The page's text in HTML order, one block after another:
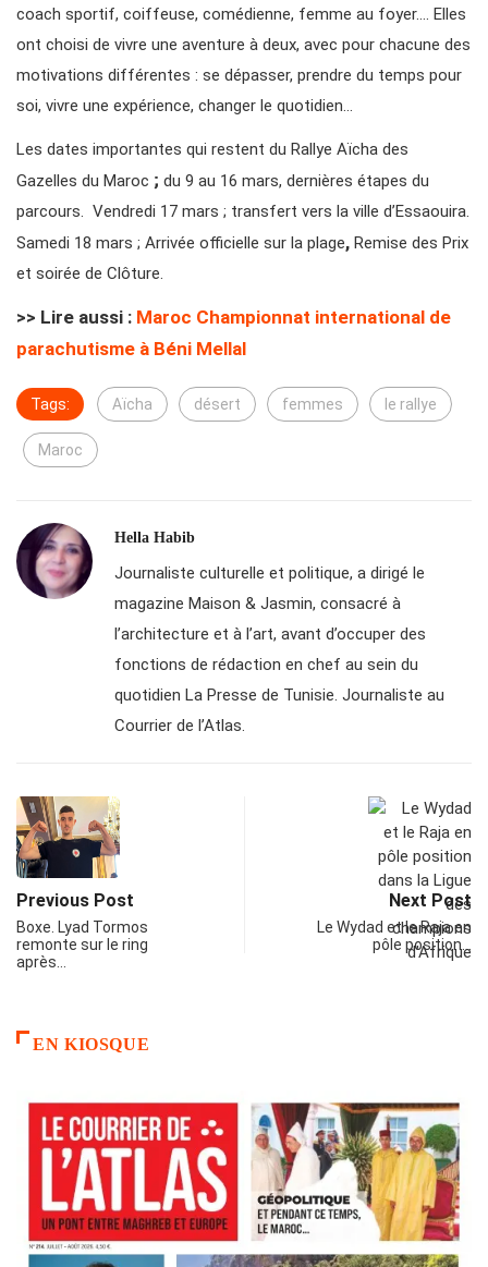
coach sportif, coiffeuse, comédienne, femme au foyer…. Elles
ont choisi de vivre une aventure à deux, avec pour chacune des
motivations différentes : se dépasser, prendre du temps pour
soi, vivre une expérience, changer le quotidien…
Les dates importantes qui restent du Rallye Aïcha des
Gazelles du Maroc ; du 9 au 16 mars, dernières étapes du
parcours. Vendredi 17 mars ; transfert vers la ville d’Essaouira.
Samedi 18 mars ; Arrivée officielle sur la plage, Remise des Prix
et soirée de Clôture.
>> Lire aussi : Maroc Championnat international de
parachutisme à Béni Mellal
Tags: Aïcha désert femmes le rallye
Maroc
Hella Habib
Journaliste culturelle et politique, a dirigé le
magazine Maison & Jasmin, consacré à
l’architecture et à l’art, avant d’occuper des
fonctions de rédaction en chef au sein du
quotidien La Presse de Tunisie. Journaliste au
Courrier de l’Atlas.
Previous Post
Boxe. Lyad Tormos
remonte sur le ring
après…
Next Post
Le Wydad et le Raja en
pôle position…
EN KIOSQUE